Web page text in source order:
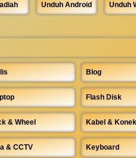
Unduh Android Unduh
Blog
Flash Disk
& Wheel Kabel &
& CCTV Keyboard